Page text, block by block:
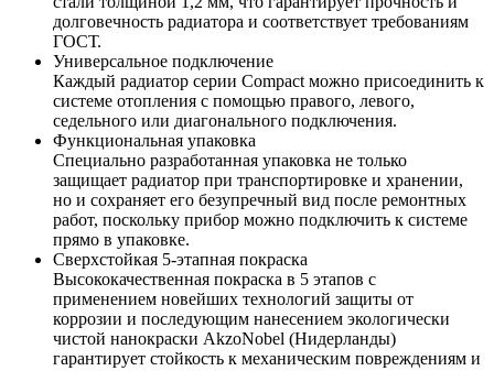
долговечность радиатора и соответствует требованиям
ГОСТ.
Универсальное подключение
Каждый радиатор серии Compact можно присоединить к
системе отопления с помощью правого, левого,
седельного или диагонального подключения.
Функциональная упаковка
Специально разработанная упаковка не только
защищает радиатор при транспортировке и хранении,
но и сохраняет его безупречный вид после ремонтных
работ, поскольку прибор можно подключить к системе
прямо в упаковке.
Сверхстойкая 5-этапная покраска
Высококачественная покраска в 5 этапов с
применением новейших технологий защиты от
коррозии и последующим нанесением экологически
чистой нанокраски AkzoNobel (Нидерланды)
гарантирует стойкость к механическим повреждениям и